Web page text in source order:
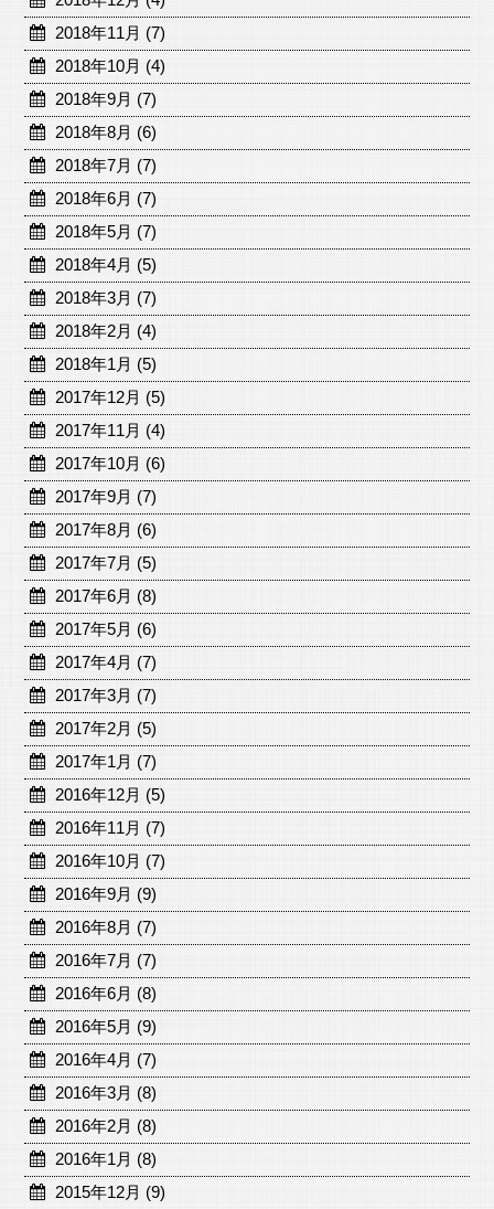
2018年11月 (7)
2018年10月 (4)
2018年9月 (7)
2018年8月 (6)
2018年7月 (7)
2018年6月 (7)
2018年5月 (7)
2018年4月 (5)
2018年3月 (7)
2018年2月 (4)
2018年1月 (5)
2017年12月 (5)
2017年11月 (4)
2017年10月 (6)
2017年9月 (7)
2017年8月 (6)
2017年7月 (5)
2017年6月 (8)
2017年5月 (6)
2017年4月 (7)
2017年3月 (7)
2017年2月 (5)
2017年1月 (7)
2016年12月 (5)
2016年11月 (7)
2016年10月 (7)
2016年9月 (9)
2016年8月 (7)
2016年7月 (7)
2016年6月 (8)
2016年5月 (9)
2016年4月 (7)
2016年3月 (8)
2016年2月 (8)
2016年1月 (8)
2015年12月 (9)